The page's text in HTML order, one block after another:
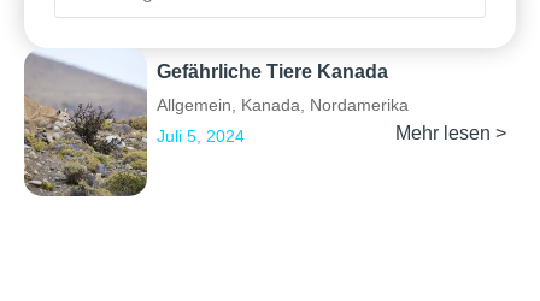
Gefährliche Tiere Kanada
Allgemein, Kanada, Nordamerika
Juli 5, 2024
Mehr lesen >